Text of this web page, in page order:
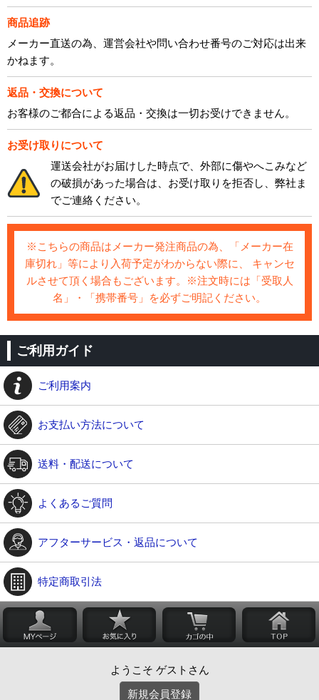
商品追跡
メーカー直送の為、運営会社や問い合わせ番号のご対応は出来
かねます。
返品・交換について
お客様のご都合による返品・交換は一切お受けできません。
お受け取りについて
運送会社がお届けした時点で、外部に傷やへこみなど
の破損があった場合は、お受け取りを拒否し、弊社ま
でご連絡ください。
※こちらの商品はメーカー発注商品の為、「メーカー在
庫切れ」等により入荷予定がわからない際に、 キャンセ
ルさせて頂く場合もございます。※注文時には「受取人
名」・「携帯番号」を必ずご明記ください。
ご利用ガイド
ご利用案内
お支払い方法について
送料・配送について
よくあるご質問
アフターサービス・返品について
特定商取引法
ようこそ ゲストさん
新規会員登録